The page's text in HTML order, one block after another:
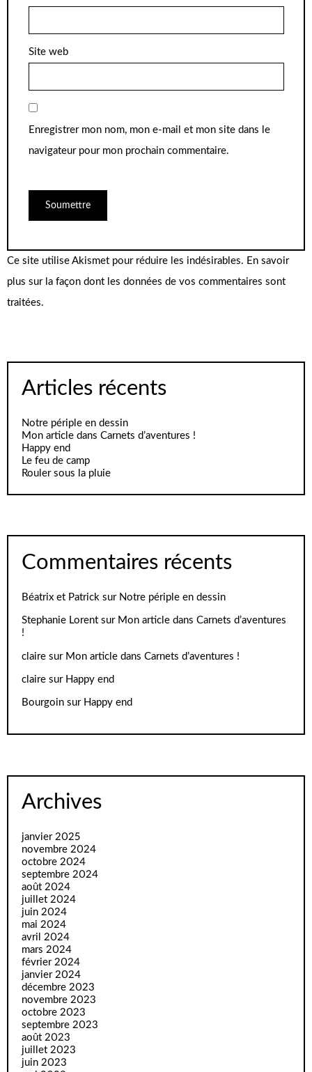
Site web
Enregistrer mon nom, mon e-mail et mon site dans le
navigateur pour mon prochain commentaire.
Ce site utilise Akismet pour réduire les indésirables. En savoir
plus sur la façon dont les données de vos commentaires sont
traitées.
Articles récents
Notre périple en dessin
Mon article dans Carnets d’aventures !
Happy end
Le feu de camp
Rouler sous la pluie
Commentaires récents
Béatrix et Patrick sur Notre périple en dessin
Stephanie Lorentsur Mon article dans Carnets d’aventures
!
clairesur Mon article dans Carnets d’aventures !
clairesur Happy end
Bourgoinsur Happy end
Archives
janvier 2025
novembre 2024
octobre 2024
septembre 2024
août 2024
juillet 2024
juin 2024
mai 2024
avril 2024
mars 2024
février 2024
janvier 2024
décembre 2023
novembre 2023
octobre 2023
septembre 2023
août 2023
juillet 2023
juin 2023